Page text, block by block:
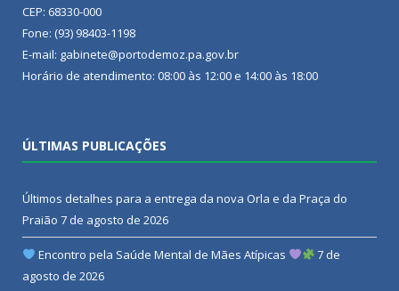
CEP: 68330-000
Fone: (93) 98403-1198
E-mail: gabinete@portodemoz.pa.gov.br
Horário de atendimento: 08:00 às 12:00 e 14:00 às 18:00
ÚLTIMAS PUBLICAÇÕES
Últimos detalhes para a entrega da nova Orla e da Praça do
Praião 7 de agosto de 2026
Encontro pela Saúde Mental de Mães Atípicas
7 de
agosto de 2026